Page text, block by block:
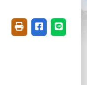
友善列印(開新視窗)
分享至臉書(
分享至